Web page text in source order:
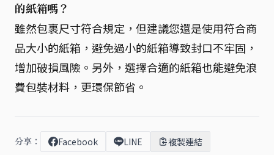
的紙箱嗎？
雖然包裹尺寸符合規定，但建議您還是使用符合商
品大小的紙箱，避免過小的紙箱導致封口不牢固，
增加破損風險。另外，選擇合適的紙箱也能避免浪
費包裝材料，更環保節省。
分享： Facebook LINE 複製連結